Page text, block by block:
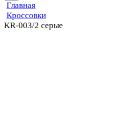
Главная
Кроссовки
KR-003/2 серые